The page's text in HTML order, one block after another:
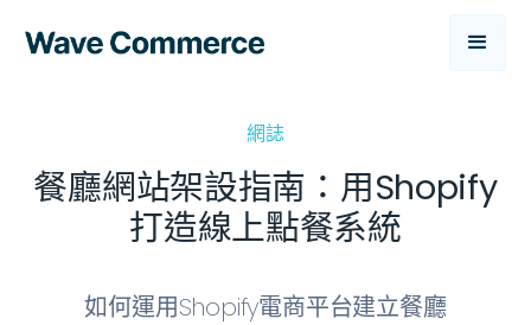
網誌
餐廳網站架設指南：用Shopify
打造線上點餐系統
如何運用Shopify電商平台建立餐廳